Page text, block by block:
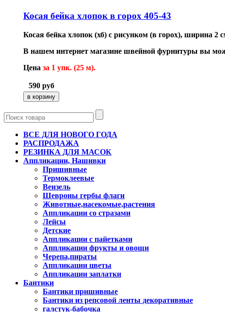
Косая бейка хлопок в горох 405-43
Косая бейка хлопок (хб) с рисунком (в горох), ширина 2
В нашем интернет магазине швейной фурнитуры вы
Цена за 1 упк. (25 м).
590 руб
ВСЕ ДЛЯ НОВОГО ГОДА
РАСПРОДАЖА
РЕЗИНКА ДЛЯ МАСОК
Аппликации, Нашивки
Пришивные
Термоклеевые
Вензель
Шевроны гербы флаги
Животные,насекомые,растения
Аппликации со стразами
Лейсы
Детские
Аппликации с пайетками
Аппликации фрукты и овощи
Черепа,пираты
Аппликации цветы
Аппликации заплатки
Бантики
Бантики пришивные
Бантики из репсовой ленты декоративные
галстук-бабочка